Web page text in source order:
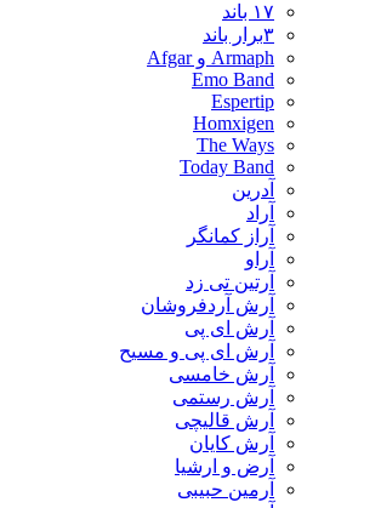
۱۷ باند
۳برار باند
Armaph و Afgar
Emo Band
Espertip
Homxigen
The Ways
Today Band
آدرین
آراد
آراز کمانگر
آراو
آرتین تی زد
آرش آردفروشان
آرش ای پی
آرش ای پی و مسیح
آرش خامسی
آرش رستمی
آرش قالیچی
آرش کایان
​آرض و ارشیا
آرمین حبیبی